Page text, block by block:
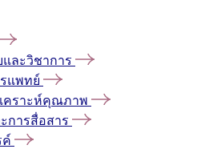
ละวิชาการ
แพทย์
คราะห์คุณภาพ
การสื่อสาร
ค์